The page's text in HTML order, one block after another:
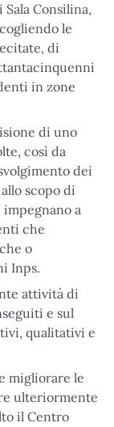
Consilina,
le
di
in zone
di uno
così da
dei
scopo di
impegnano a
che
o
Inps.
attività di
e sul
qualitativi e
migliorare le
ulteriormente
il Centro